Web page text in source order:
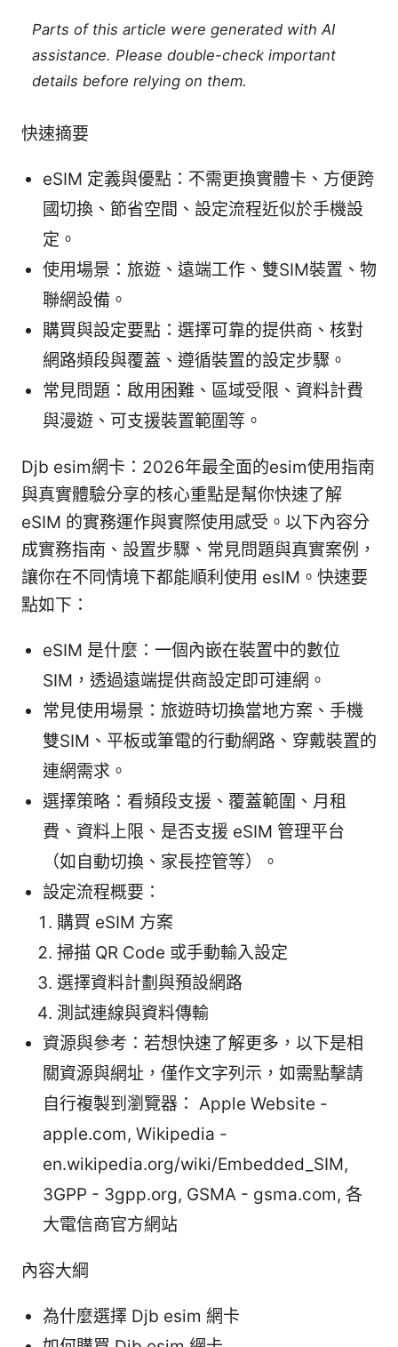
Parts of this article were generated with AI
assistance. Please double-check important
details before relying on them.
快速摘要
eSIM 定義與優點：不需更換實體卡、方便跨
國切換、節省空間、設定流程近似於手機設
定。
使用場景：旅遊、遠端工作、雙SIM裝置、物
聯網設備。
購買與設定要點：選擇可靠的提供商、核對
網路頻段與覆蓋、遵循裝置的設定步驟。
常見問題：啟用困難、區域受限、資料計費
與漫遊、可支援裝置範圍等。
Djb esim網卡：2026年最全面的esim使用指南
與真實體驗分享的核心重點是幫你快速了解
eSIM 的實務運作與實際使用感受。以下內容分
成實務指南、設置步驟、常見問題與真實案例，
讓你在不同情境下都能順利使用 esIM。快速要
點如下：
eSIM 是什麼：一個內嵌在裝置中的數位
SIM，透過遠端提供商設定即可連網。
常見使用場景：旅遊時切換當地方案、手機
雙SIM、平板或筆電的行動網路、穿戴裝置的
連網需求。
選擇策略：看頻段支援、覆蓋範圍、月租
費、資料上限、是否支援 eSIM 管理平台
（如自動切換、家長控管等）。
設定流程概要：
購買 eSIM 方案
掃描 QR Code 或手動輸入設定
選擇資料計劃與預設網路
測試連線與資料傳輸
資源與參考：若想快速了解更多，以下是相
關資源與網址，僅作文字列示，如需點擊請
自行複製到瀏覽器： Apple Website -
apple.com, Wikipedia -
en.wikipedia.org/wiki/Embedded_SIM,
3GPP - 3gpp.org, GSMA - gsma.com, 各
大電信商官方網站
內容大綱
為什麼選擇 Djb esim 網卡